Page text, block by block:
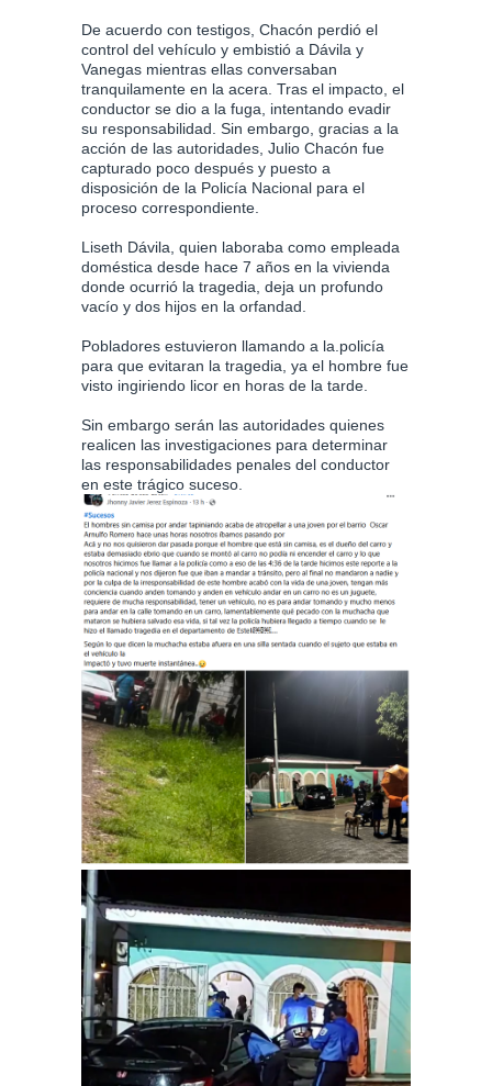
De acuerdo con testigos, Chacón perdió el
control del vehículo y embistió a Dávila y
Vanegas mientras ellas conversaban
tranquilamente en la acera. Tras el impacto, el
conductor se dio a la fuga, intentando evadir
su responsabilidad. Sin embargo, gracias a la
acción de las autoridades, Julio Chacón fue
capturado poco después y puesto a
disposición de la Policía Nacional para el
proceso correspondiente.
Liseth Dávila, quien laboraba como empleada
doméstica desde hace 7 años en la vivienda
donde ocurrió la tragedia, deja un profundo
vacío y dos hijos en la orfandad.
Pobladores estuvieron llamando a la.policía
para que evitaran la tragedia, ya el hombre fue
visto ingiriendo licor en horas de la tarde.
Sin embargo serán las autoridades quienes
realicen las investigaciones para determinar
las responsabilidades penales del conductor
en este trágico suceso.